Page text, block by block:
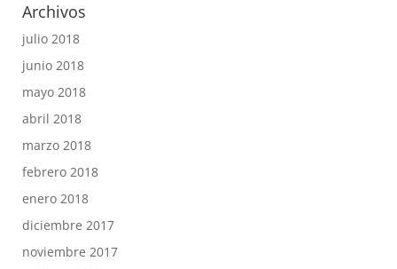
Archivos
julio 2018
junio 2018
mayo 2018
abril 2018
marzo 2018
febrero 2018
enero 2018
diciembre 2017
noviembre 2017